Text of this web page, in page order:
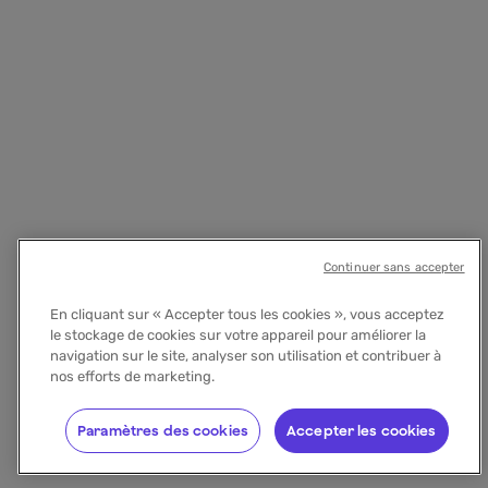
En cliquant sur « Accepter tous les cookies », vous acceptez
le stockage de cookies sur votre appareil pour améliorer la
navigation sur le site, analyser son utilisation et contribuer à
nos efforts de marketing.
Accepter les cookies
Paramètres des cookies
Continuer sans accepter